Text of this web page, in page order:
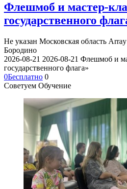
Флешмоб и мастер-
государственного
Не указан Московская область Array
Бородино
2026-08-21 2026-08-21 Флешмоб и
государственного флага»
0Бесплатно 0
Советуем Обучение